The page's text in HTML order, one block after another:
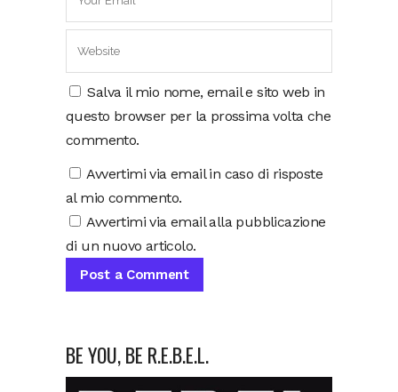
Salva il mio nome, email e sito web in
questo browser per la prossima volta che
commento.
Avvertimi via email in caso di risposte
al mio commento.
Avvertimi via email alla pubblicazione
di un nuovo articolo.
BE YOU, BE R.E.B.E.L.